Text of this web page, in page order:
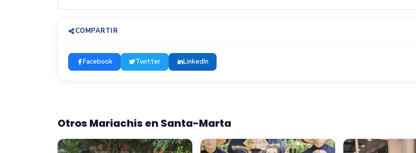
COMPARTIR
Facebook Twitter LinkedIn
Otros Mariachis en Santa-Marta